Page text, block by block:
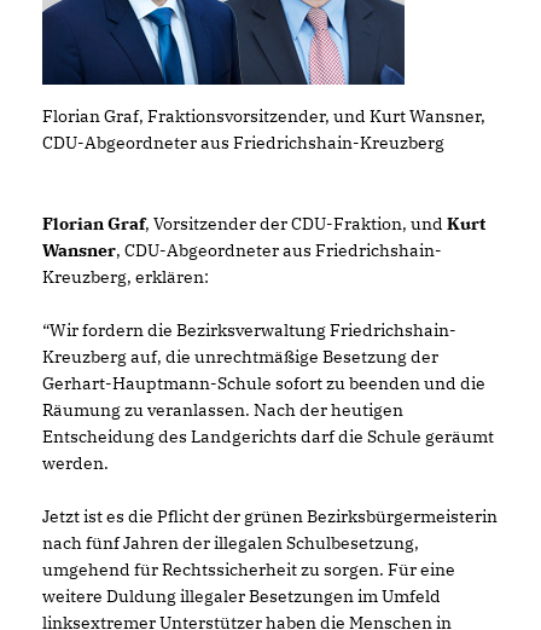
Florian Graf, Fraktionsvorsitzender, und Kurt Wansner,
CDU-Abgeordneter aus Friedrichshain-Kreuzberg
Florian Graf, Vorsitzender der CDU-Fraktion, und Kurt
Wansner, CDU-Abgeordneter aus Friedrichshain-
Kreuzberg, erklären:
“Wir fordern die Bezirksverwaltung Friedrichshain-
Kreuzberg auf, die unrechtmäßige Besetzung der
Gerhart-Hauptmann-Schule sofort zu beenden und die
Räumung zu veranlassen. Nach der heutigen
Entscheidung des Landgerichts darf die Schule geräumt
werden.
Jetzt ist es die Pflicht der grünen Bezirksbürgermeisterin
nach fünf Jahren der illegalen Schulbesetzung,
umgehend für Rechtssicherheit zu sorgen. Für eine
weitere Duldung illegaler Besetzungen im Umfeld
linksextremer Unterstützer haben die Menschen in